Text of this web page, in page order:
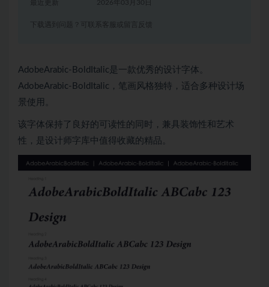
2026年03月30日
下载遇到问题？可联系客服或留言反馈
AdobeArabic-BoldItalic是一款优秀的设计字体。
AdobeArabic-BoldItalic，笔画风格独特，适合多种设计场
景使用。
该字体保持了良好的可读性的同时，兼具装饰性和艺术
性，是设计师字库中值得收藏的精品。